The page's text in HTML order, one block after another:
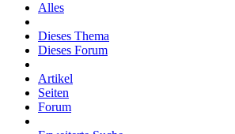
Alles
Dieses Thema
Dieses Forum
Artikel
Seiten
Forum